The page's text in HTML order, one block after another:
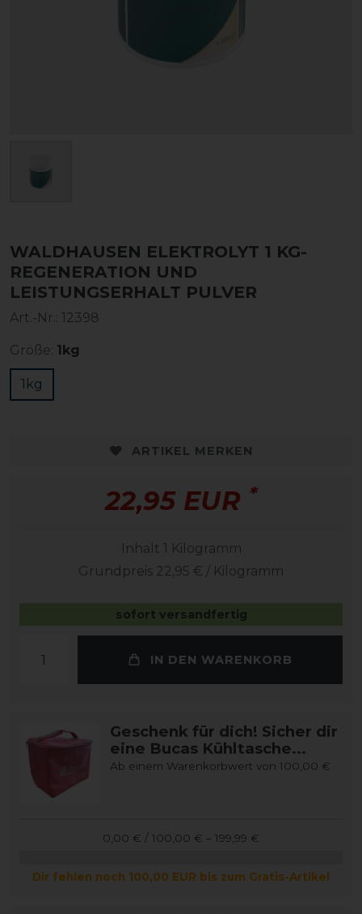
WALDHAUSEN ELEKTROLYT 1 KG-
REGENERATION UND
LEISTUNGSERHALT PULVER
Art.-Nr.: 12398
Größe: 1kg
1kg
ARTIKEL MERKEN
22,95 EUR *
Inhalt 1 Kilogramm
Grundpreis 22,95 € / Kilogramm
sofort versandfertig
IN DEN WARENKORB
Geschenk für dich! Sicher dir
eine Bucas Kühltasche...
Ab einem Warenkorbwert von 100,00 €
0,00 € / 100,00 € – 199,99 €
Dir fehlen noch 100,00 EUR bis zum Gratis-Artikel